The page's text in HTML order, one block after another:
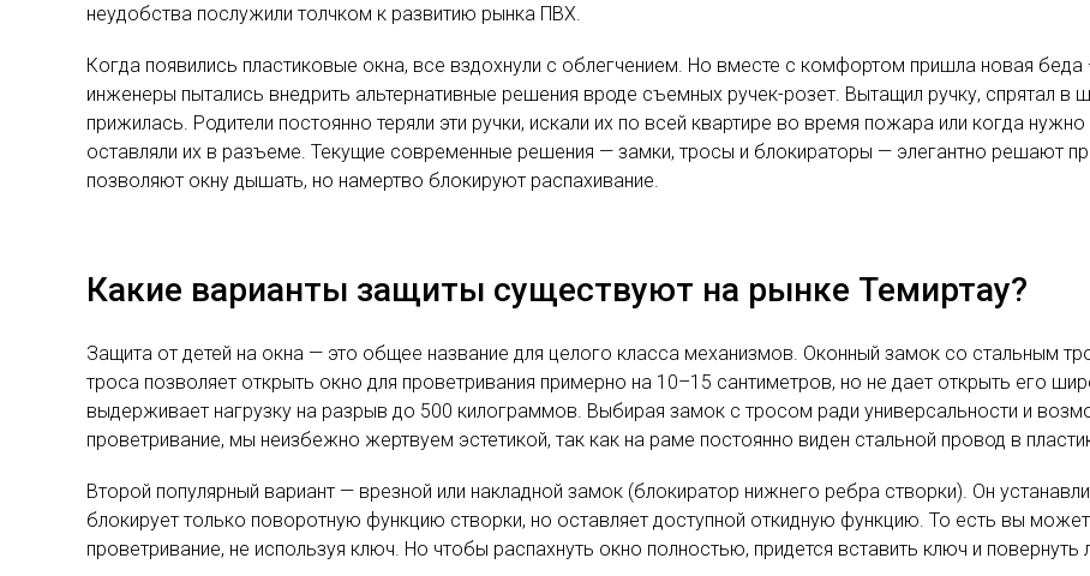
неудобства послужили толчком к развитию рынка ПВХ.
Когда появились пластиковые окна, все вздохнули с облегчением. Но вместе с комфортом пришла новая
инженеры пытались внедрить альтернативные решения вроде съемных ручек-розет. Вытащил ручку, спрятал в
прижилась. Родители постоянно теряли эти ручки, искали их по всей квартире во время пожара или когда
оставляли их в разъеме. Текущие современные решения — замки, тросы и блокираторы — элегантно решают
позволяют окну дышать, но намертво блокируют распахивание.
Какие варианты защиты существуют на рынке Темиртау?
Защита от детей на окна — это общее название для целого класса механизмов. Оконный замок со стальным
троса позволяет открыть окно для проветривания примерно на 10–15 сантиметров, но не дает открыть его
выдерживает нагрузку на разрыв до 500 килограммов. Выбирая замок с тросом ради универсальности и
проветривание, мы неизбежно жертвуем эстетикой, так как на раме постоянно виден стальной провод в
Второй популярный вариант — врезной или накладной замок (блокиратор нижнего ребра створки). Он
блокирует только поворотную функцию створки, но оставляет доступной откидную функцию. То есть вы
проветривание, не используя ключ. Но чтобы распахнуть окно полностью, придется вставить ключ и повернуть